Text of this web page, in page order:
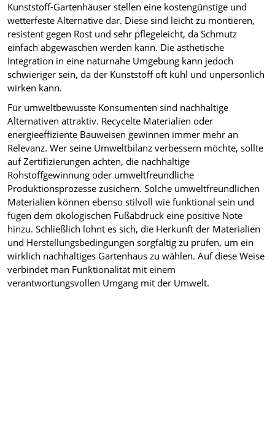
Kunststoff-Gartenhäuser stellen eine kostengünstige und
wetterfeste Alternative dar. Diese sind leicht zu montieren,
resistent gegen Rost und sehr pflegeleicht, da Schmutz
einfach abgewaschen werden kann. Die ästhetische
Integration in eine naturnahe Umgebung kann jedoch
schwieriger sein, da der Kunststoff oft kühl und unpersönlich
wirken kann.
Für umweltbewusste Konsumenten sind nachhaltige
Alternativen attraktiv. Recycelte Materialien oder
energieeffiziente Bauweisen gewinnen immer mehr an
Relevanz. Wer seine Umweltbilanz verbessern möchte, sollte
auf Zertifizierungen achten, die nachhaltige
Rohstoffgewinnung oder umweltfreundliche
Produktionsprozesse zusichern. Solche umweltfreundlichen
Materialien können ebenso stilvoll wie funktional sein und
fügen dem ökologischen Fußabdruck eine positive Note
hinzu. Schließlich lohnt es sich, die Herkunft der Materialien
und Herstellungsbedingungen sorgfältig zu prüfen, um ein
wirklich nachhaltiges Gartenhaus zu wählen. Auf diese Weise
verbindet man Funktionalität mit einem
verantwortungsvollen Umgang mit der Umwelt.